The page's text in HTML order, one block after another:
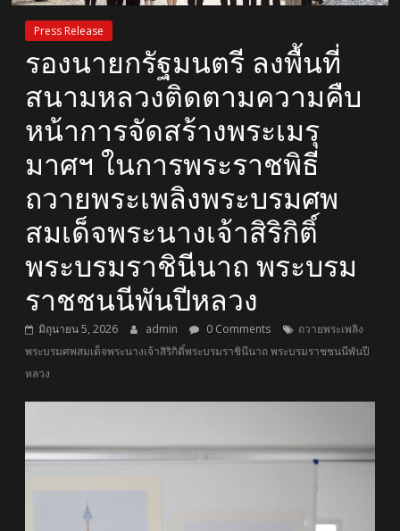
Press Release
รองนายกรัฐมนตรี ลงพื้นที่
สนามหลวงติดตามความคืบ
หน้าการจัดสร้างพระเมรุ
มาศฯ ในการพระราชพิธี
ถวายพระเพลิงพระบรมศพ
สมเด็จพระนางเจ้าสิริกิติ์
พระบรมราชินีนาถ พระบรม
ราชชนนีพันปีหลวง
มิถุนายน 5, 2026 admin 0 Comments
ถวายพระเพลิง
พระบรมศพสมเด็จพระนางเจ้าสิริกิติ์พระบรมราชินีนาถ พระบรมราชชนนีพันปี
หลวง